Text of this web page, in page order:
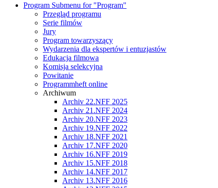
Program Submenu for "Program"
Przegląd programu
Serie filmów
Jury
Program towarzyszący
Wydarzenia dla ekspertów i entuzjastów
Edukacja filmowa
Komisja selekcyjna
Powitanie
Programmheft online
Archiwum
Archiv 22.NFF 2025
Archiv 21.NFF 2024
Archiv 20.NFF 2023
Archiv 19.NFF 2022
Archiv 18.NFF 2021
Archiv 17.NFF 2020
Archiv 16.NFF 2019
Archiv 15.NFF 2018
Archiv 14.NFF 2017
Archiv 13.NFF 2016